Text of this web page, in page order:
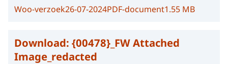
Woo-verzoek26-07-2024PDF-document1.55 MB
Download: {00478}_FW Attached
Image_redacted